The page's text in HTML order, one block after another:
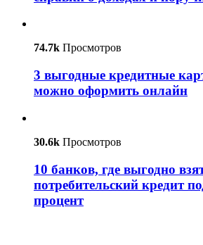
74.7k Просмотров
3 выгодные кредитные
можно оформить онлайн
30.6k Просмотров
10 банков, где выгодно
потребительский кредит
процент